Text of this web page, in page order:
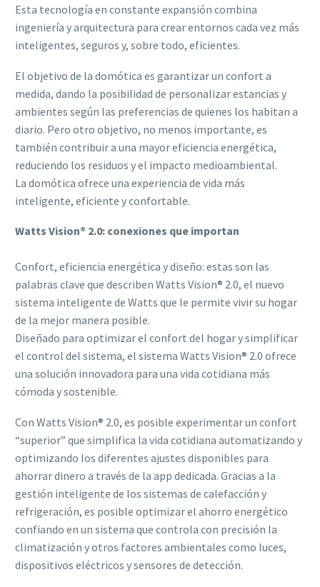
Esta tecnología en constante expansión combina
ingeniería y arquitectura para crear entornos cada vez más
inteligentes, seguros y, sobre todo, eficientes.
El objetivo de la domótica es garantizar un confort a
medida, dando la posibilidad de personalizar estancias y
ambientes según las preferencias de quienes los habitan a
diario. Pero otro objetivo, no menos importante, es
también contribuir a una mayor eficiencia energética,
reduciendo los residuos y el impacto medioambiental.
La domótica ofrece una experiencia de vida más
inteligente, eficiente y confortable.
Watts Vision® 2.0: conexiones que importan
Confort, eficiencia energética y diseño: estas son las
palabras clave que describen Watts Vision® 2.0, el nuevo
sistema inteligente de Watts que le permite vivir su hogar
de la mejor manera posible.
Diseñado para optimizar el confort del hogar y simplificar
el control del sistema, el sistema Watts Vision® 2.0 ofrece
una solución innovadora para una vida cotidiana más
cómoda y sostenible.
Con Watts Vision® 2.0, es posible experimentar un confort
“superior” que simplifica la vida cotidiana automatizando y
optimizando los diferentes ajustes disponibles para
ahorrar dinero a través de la app dedicada. Gracias a la
gestión inteligente de los sistemas de calefacción y
refrigeración, es posible optimizar el ahorro energético
confiando en un sistema que controla con precisión la
climatización y otros factores ambientales como luces,
dispositivos eléctricos y sensores de detección.